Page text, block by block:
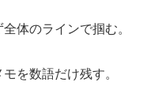
体のラインで掴む。
を数語だけ残す。